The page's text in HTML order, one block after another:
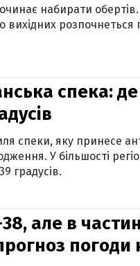
набирати
розпочнеться
спека: де
спеки, яку принесе
У більшості
градусів.
але в
погоди